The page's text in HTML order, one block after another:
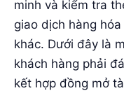
minh và kiểm tra
giao dịch hàng
khác. Dưới đây là
khách hàng phải
kết hợp đồng mở